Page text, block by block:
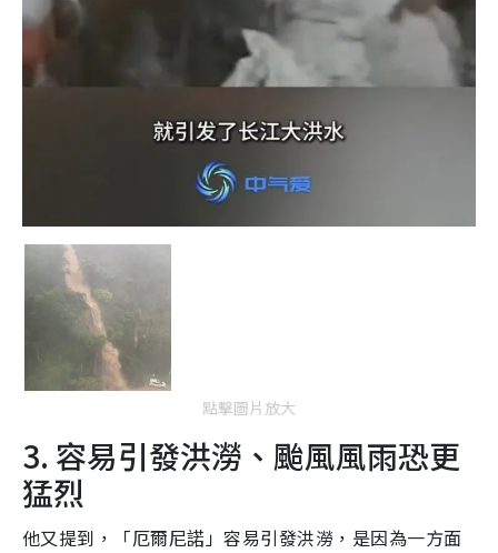
點擊圖片放大
3. 容易引發洪澇、颱風風雨恐更
猛烈
他又提到，「厄爾尼諾」容易引發洪澇，是因為一方面